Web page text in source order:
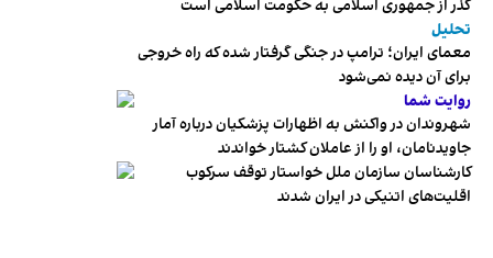
گذر از جمهوری اسلامی به حکومت اسلامی است
تحلیل
معمای ایران؛ ترامپ در جنگی گرفتار شده که راه خروجی
برای آن دیده نمی‌شود
روایت شما
شهروندان در واکنش به اظهارات پزشکیان درباره آمار
جاویدنامان، او را از عاملان کشتار خواندند
کارشناسان سازمان ملل خواستار توقف سرکوب
اقلیت‌های اتنیکی در ایران شدند